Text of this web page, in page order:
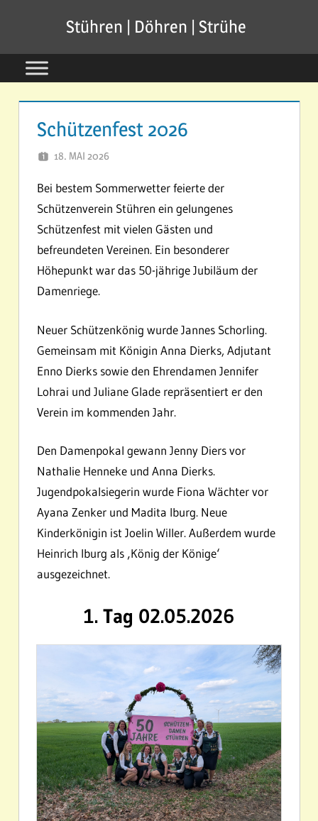
springen
Stühren | Döhren | Strühe
Schützenfest 2026
18. MAI 2026
Bei bestem Sommerwetter feierte der
Schützenverein Stühren ein gelungenes
Schützenfest mit vielen Gästen und
befreundeten Vereinen. Ein besonderer
Höhepunkt war das 50-jährige Jubiläum der
Damenriege.
Neuer Schützenkönig wurde Jannes Schorling.
Gemeinsam mit Königin Anna Dierks, Adjutant
Enno Dierks sowie den Ehrendamen Jennifer
Lohrai und Juliane Glade repräsentiert er den
Verein im kommenden Jahr.
Den Damenpokal gewann Jenny Diers vor
Nathalie Henneke und Anna Dierks.
Jugendpokalsiegerin wurde Fiona Wächter vor
Ayana Zenker und Madita Iburg. Neue
Kinderkönigin ist Joelin Willer. Außerdem wurde
Heinrich Iburg als ‚König der Könige‘
ausgezeichnet.
1. Tag 02.05.2026